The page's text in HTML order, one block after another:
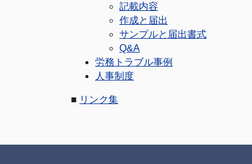
記載内容
作成と届出
サンプルと届出書式
Q&A
労務トラブル事例
人事制度
■ リンク集